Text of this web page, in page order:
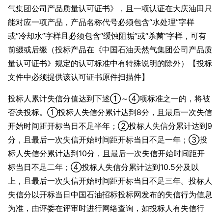
气集团公司产品质量认可证书》，且一项认证在大庆油田只
能对应一项产品，产品名称代号必须包含“水处理”字样
或“冷却水”字样且必须包含“缓蚀阻垢”或“杀菌”字样，可有
前缀或后缀（投标产品在《中国石油天然气集团公司产品质
量认可证书》规定的认可标准中有特殊说明的除外）【投标
文件中必须提供该认可证书原件扫描件】
投标人累计失信分值达到下述①～④项标准之一的，将被
否决投标。①投标人失信分累计达到8分，且最后一次失信
开始时间距开标当日不足半年；②投标人失信分累计达到9
分，且最后一次失信开始时间距开标当日不足一年；③投
标人失信分累计达到10分，且最后一次失信开始时间距开
标当日不足二年；④投标人失信分累计达到10.5分及以
上，且最后一次失信开始时间距开标当日不足三年。投标人
失信分以开标当日中国石油招标投标网发布的失信行为信息
为准，由评委在评审时进行网络查询，如投标人有失信行